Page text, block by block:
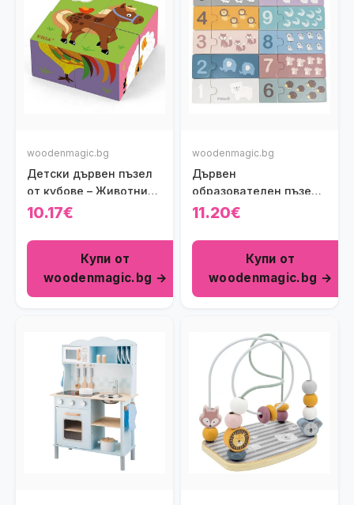
woodenmagic.bg
Детски дървен пъзел
от кубове – Животни
Viga toys
10.17€
Купи от
woodenmagic.bg →
woodenmagic.bg
Дървен
образователен пъзел
за броене Polar B Viga
11.20€
Купи от
woodenmagic.bg →